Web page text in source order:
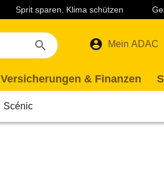
Sprit sparen. Klima schützen
Mein ADAC
Versicherungen & Finanzen
Scénic